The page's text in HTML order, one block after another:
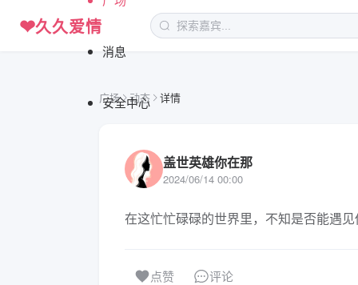
❤久久爱情
消息
安全中心
广场 动态 详情
盖世英雄你在那
2024/06/14 00:00
在这忙忙碌碌的世界里，不知是否能遇
点赞 评论